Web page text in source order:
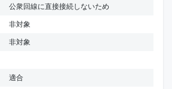
公衆回線に直接接続しないため
非対象
非対象
適合